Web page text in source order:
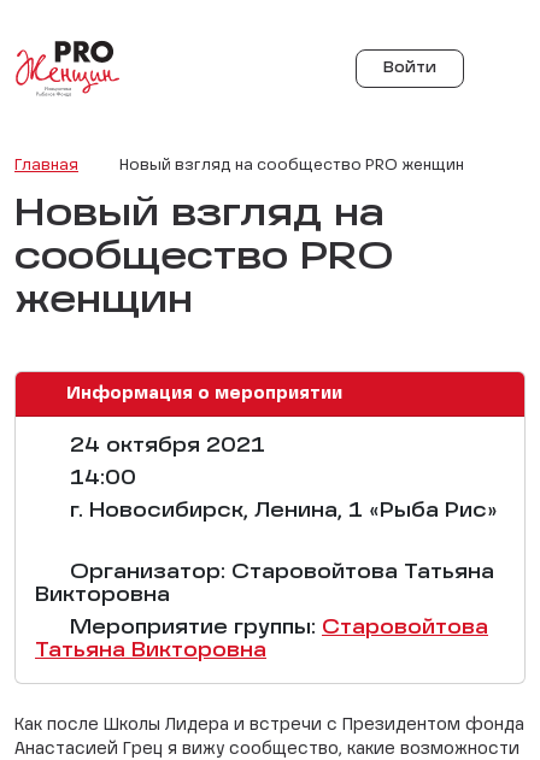
Войти
Главная Новый взгляд на сообщество PRO женщин
Новый взгляд на
сообщество PRO
женщин
Информация о мероприятии
24 октября 2021
14:00
г. Новосибирск, Ленина, 1 «Рыба Рис»
Организатор: Старовойтова Татьяна
Викторовна
Мероприятие группы: Старовойтова
Татьяна Викторовна
Как после Школы Лидера и встречи с Президентом фонда
Анастасией Грец я вижу сообщество, какие возможности